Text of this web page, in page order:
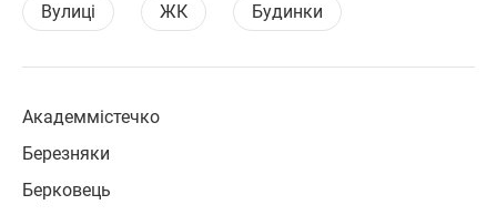
Вулиці ЖК Будинки
Академмістечко
Березняки
Берковець